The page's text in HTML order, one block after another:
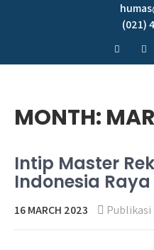
(021)
MONTH:
Intip Master
Indonesia
16 MARCH 2023 Publikasi